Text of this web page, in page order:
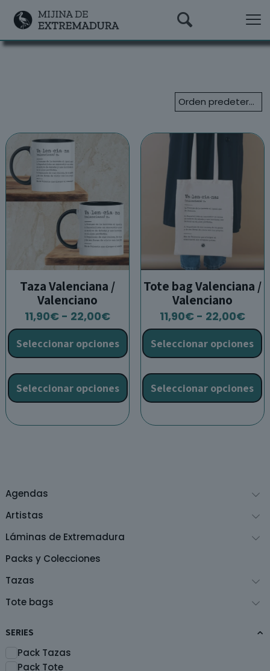
Agendas
Artistas
Láminas de Extremadura
Packs y Colecciones
Tazas
Tote bags
SERIES
Pack Tazas
Pack Tote
Taza Valenciana /
Valenciano
11,90€ - 22,00€Rango
de
precios:
desde
11,90€
hasta
22,00€
Seleccionar opciones
Seleccionar opciones
producto
tiene
múltiples
variantes.
Tote bag Valenciana /
Valenciano
11,90€ - 22,00€
de
Seleccionar opciones
Seleccionar opciones